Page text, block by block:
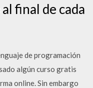
final de cada
de programación
algún curso gratis
online. Sin embargo